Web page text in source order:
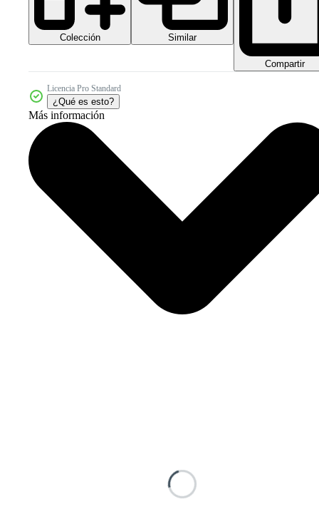
Colección Similar
Compartir
Licencia Pro Standard
¿Qué es esto?
Más información